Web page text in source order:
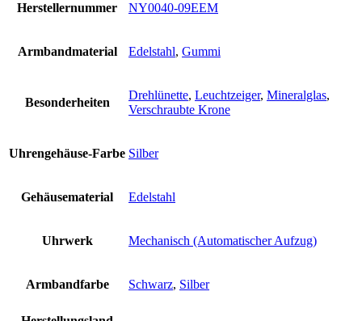
Herstellernummer NY0040-09EEM
Armbandmaterial Edelstahl, Gummi
Besonderheiten
Drehlünette, Leuchtzeiger, Mineralglas,
Verschraubte Krone
Uhrengehäuse-Farbe Silber
Gehäusematerial Edelstahl
Uhrwerk Mechanisch (Automatischer Aufzug)
Armbandfarbe Schwarz, Silber